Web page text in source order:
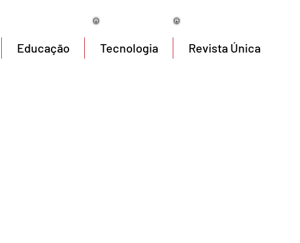
Educação Tecnologia Revista Única